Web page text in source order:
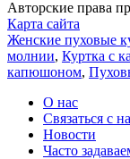
Авторские права
Карта сайта
Женские пуховые
молнии, Куртка с
капюшоном,
О нас
Связаться с
Новости
Часто